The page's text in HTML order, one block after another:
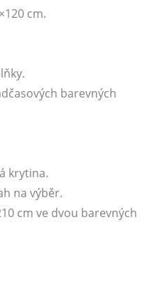
cm.
barevných
krytina.
na výběr.
cm ve dvou barevných